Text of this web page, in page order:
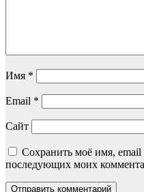
Имя *
Email *
Сайт
Сохранить моё имя, email
последующих моих